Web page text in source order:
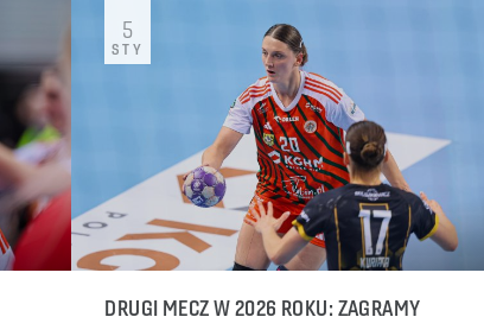
DRUGI MECZ W 2026 ROKU: ZAGRAMY
5
STY